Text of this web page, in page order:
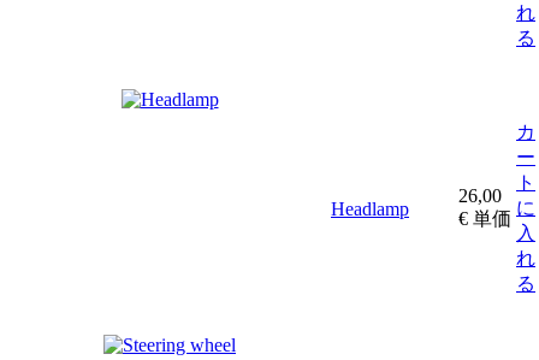
れ
る
Headlamp
26,00
€ 単価
カ
ー
ト
に
入
れ
る